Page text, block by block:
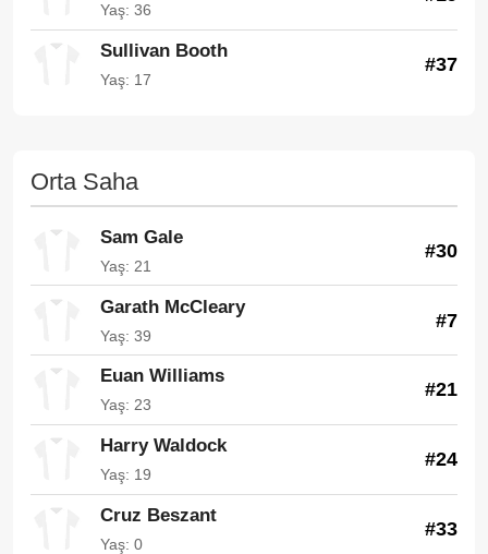
Yaş: 36
Sullivan Booth
Yaş: 17
#37
Orta Saha
Sam Gale
Yaş: 21
#30
Garath McCleary
Yaş: 39
#7
Euan Williams
Yaş: 23
#21
Harry Waldock
Yaş: 19
#24
Cruz Beszant
Yaş: 0
#33